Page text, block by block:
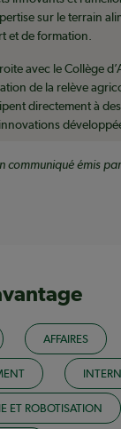
sur le terrain
et de formation.
avec le Collège
de la relève
directement à
communiqué émis
AFFAIRES
ET ROBOTISATION